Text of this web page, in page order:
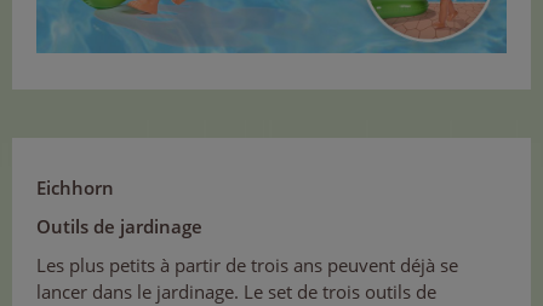
Eichhorn
Outils de jardinage
Les plus petits à partir de trois ans peuvent déjà se
lancer dans le jardinage. Le set de trois outils de